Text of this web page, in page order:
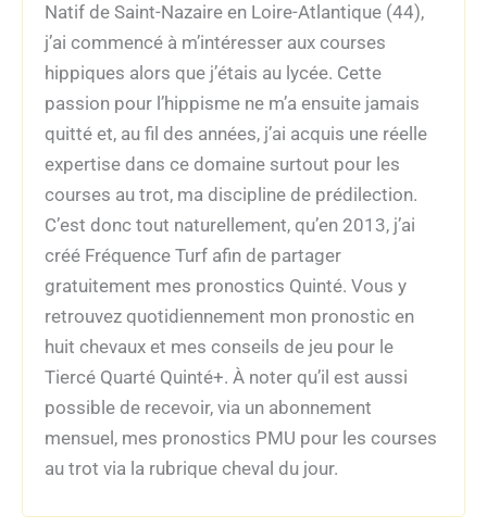
Natif de Saint-Nazaire en Loire-Atlantique (44),
j’ai commencé à m’intéresser aux courses
hippiques alors que j’étais au lycée. Cette
passion pour l’hippisme ne m’a ensuite jamais
quitté et, au fil des années, j’ai acquis une réelle
expertise dans ce domaine surtout pour les
courses au trot, ma discipline de prédilection.
C’est donc tout naturellement, qu’en 2013, j’ai
créé Fréquence Turf afin de partager
gratuitement mes pronostics Quinté. Vous y
retrouvez quotidiennement mon pronostic en
huit chevaux et mes conseils de jeu pour le
Tiercé Quarté Quinté+. À noter qu’il est aussi
possible de recevoir, via un abonnement
mensuel, mes pronostics PMU pour les courses
au trot via la rubrique cheval du jour.